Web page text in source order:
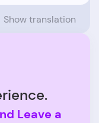
Show translation
Leave a